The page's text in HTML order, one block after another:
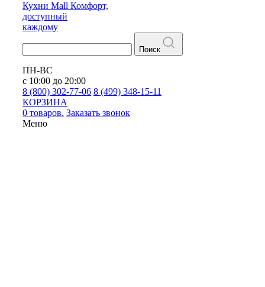
Кухни Mall Комфорт,
доступный
каждому
Поиск
ПН-ВС
с 10:00 до 20:00
8 (800) 302-77-06 8 (499) 348-15-11
КОРЗИНА
0 товаров. Заказать звонок
Меню